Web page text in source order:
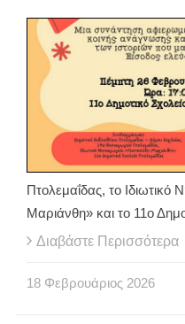
Πτολεμαΐδας, το Ιδιωτικό
Μαριάνθη» και το 11ο
Διαβάστε Περισσότερα
18 Φεβρουάριος 2026